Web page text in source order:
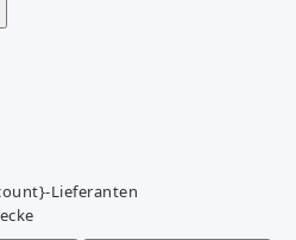
Lieferanten